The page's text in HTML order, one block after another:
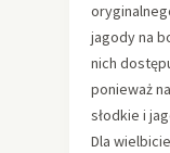
jagody na
nich
ponieważ
słodkie i
Dla